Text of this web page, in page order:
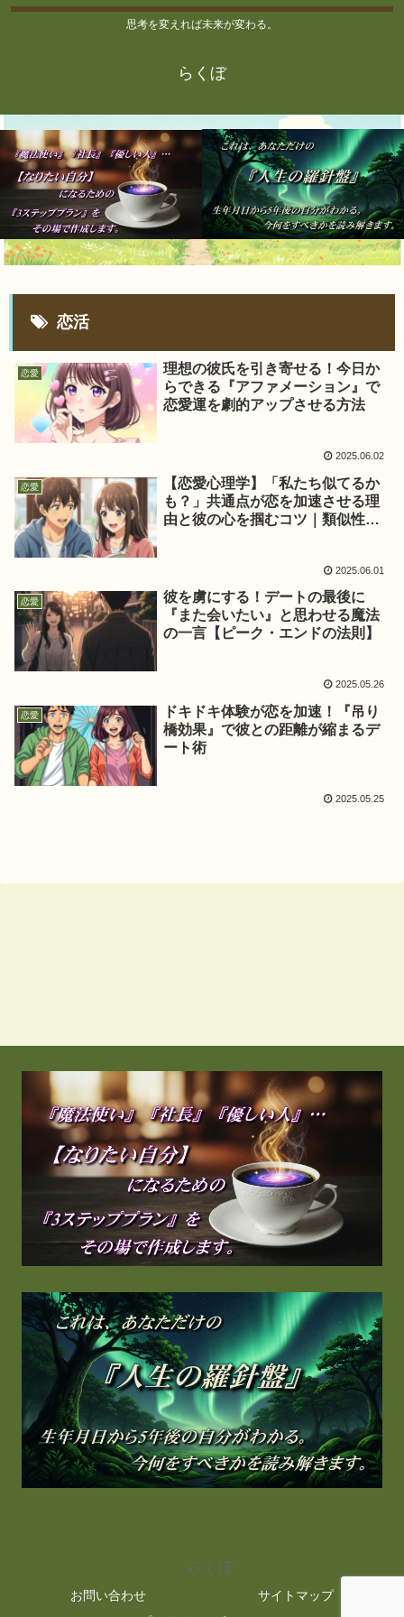
思考を変えれば未来が変わる。
らくぼ
恋活
恋愛
理想の彼氏を引き寄せる！今日か
らできる『アファメーション』で
恋愛運を劇的アップさせる方法
2025.06.02
恋愛
【恋愛心理学】「私たち似てるか
も？」共通点が恋を加速させる理
由と彼の心を掴むコツ｜類似性の
2025.06.01
恋愛
彼を虜にする！デートの最後に
『また会いたい』と思わせる魔法
の一言【ピーク・エンドの法則】
2025.05.26
恋愛
ドキドキ体験が恋を加速！『吊り
橋効果』で彼との距離が縮まるデ
ート術
2025.05.25
らくぼ
お問い合わせ
サイトマップ